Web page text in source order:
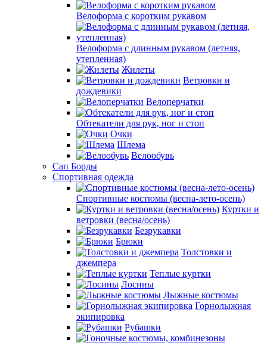
Велоформа с коротким рукавом
Велоформа с длинным рукавом (летняя,
утепленная)
Жилеты
Ветровки и
дождевики
Велоперчатки
Обтекатели для рук, ног и стоп
Очки
Шлема
Велообувь
Сап Борды
Спортивная одежда
Спортивные костюмы (весна-лето-осень)
Куртки и
ветровки (весна/осень)
Безрукавки
Брюки
Толстовки и
джемпера
Теплые куртки
Лосины
Лыжные костюмы
Горнолыжная
экипировка
Рубашки